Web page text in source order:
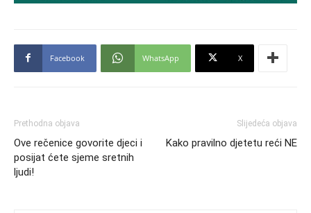
Facebook WhatsApp X
Prethodna objava
Ove rečenice govorite djeci i
posijat ćete sjeme sretnih
ljudi!
Slijedeća objava
Kako pravilno djetetu reći NE